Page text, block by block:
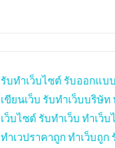
รับทำเว็บไซต์ รับออกแบ
เขียนเว็บ รับทำเว็บบริษัท
เว็บไซต์ รับทำเว็บ ทำเว็บ
ทำเวปราคาถูก ทำเว็บถูก